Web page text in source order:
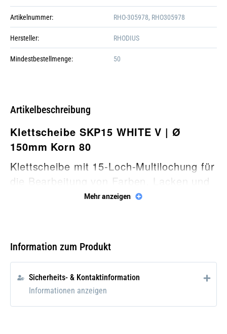
Artikelnummer: RHO-305978, RHO305978
Hersteller: RHODIUS
Mindestbestellmenge: 50
Artikelbeschreibung
Klettscheibe SKP15 WHITE V | Ø
150mm Korn 80
Klettscheibe mit 15-Loch-Multilochung für
die Bearbeitung von Farben, Lacken und
Beschichtung
• Optimal im Einsatz zusammen mit RH15
VELCRO
Zusatzinfo:
Schleifmittel auf Unterlage
Mehr anzeigen
Information zum Produkt
Sicherheits- & Kontaktinformation
Informationen anzeigen